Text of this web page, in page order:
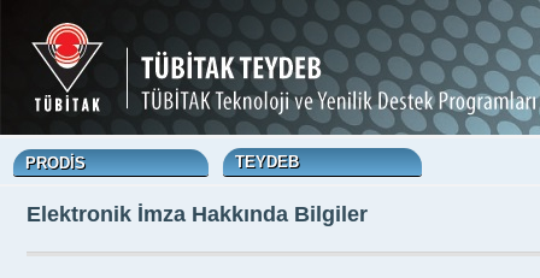
PRODİS TEYDEB
Elektronik İmza Hakkında Bilgiler